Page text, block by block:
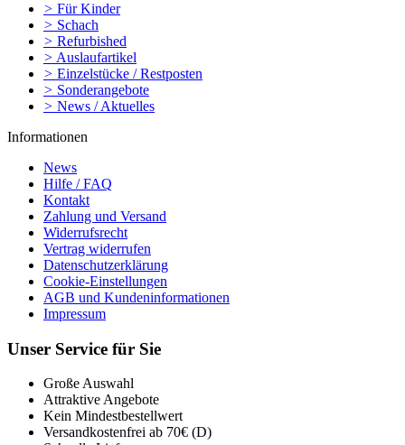
> Für Kinder
> Schach
> Refurbished
> Auslaufartikel
> Einzelstücke / Restposten
> Sonderangebote
> News / Aktuelles
Informationen
News
Hilfe / FAQ
Kontakt
Zahlung und Versand
Widerrufsrecht
Vertrag widerrufen
Datenschutzerklärung
Cookie-Einstellungen
AGB und Kundeninformationen
Impressum
Unser Service für Sie
Große Auswahl
Attraktive Angebote
Kein Mindestbestellwert
Versandkostenfrei ab 70€ (D)